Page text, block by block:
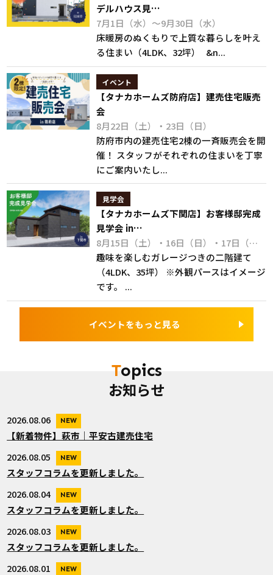
デルハウス見…
7月1日（水）～9月30日（水）
床暖房のぬくもりで上質な暮らしを叶え
る住まい（4LDK、32坪） &n...
イベント
【タナカホームズ防府店】建売住宅販売
会
8月22日（土）・23日（日）
防府市内の建売住宅2棟の一斉販売会を開
催！ スタッフがそれぞれの住まいを丁寧
にご案内いたし...
見学会
【タナカホームズ下関店】お客様邸完成
見学会 in…
8月15日（土）・16日（日）・17日（月・祝）
趣味を楽しむガレージつきの二階建て
（4LDK、35坪） ※外観パースはイメージ
です。 ...
イベントをもっと見る
Topics
お知らせ
2026.08.06 NEW
【新着物件】萩市｜平安古建売住宅
2026.08.05
NEW
スタッフコラムを更新しました。
2026.08.04
NEW
スタッフコラムを更新しました。
2026.08.03
NEW
スタッフコラムを更新しました。
2026.08.01
NEW